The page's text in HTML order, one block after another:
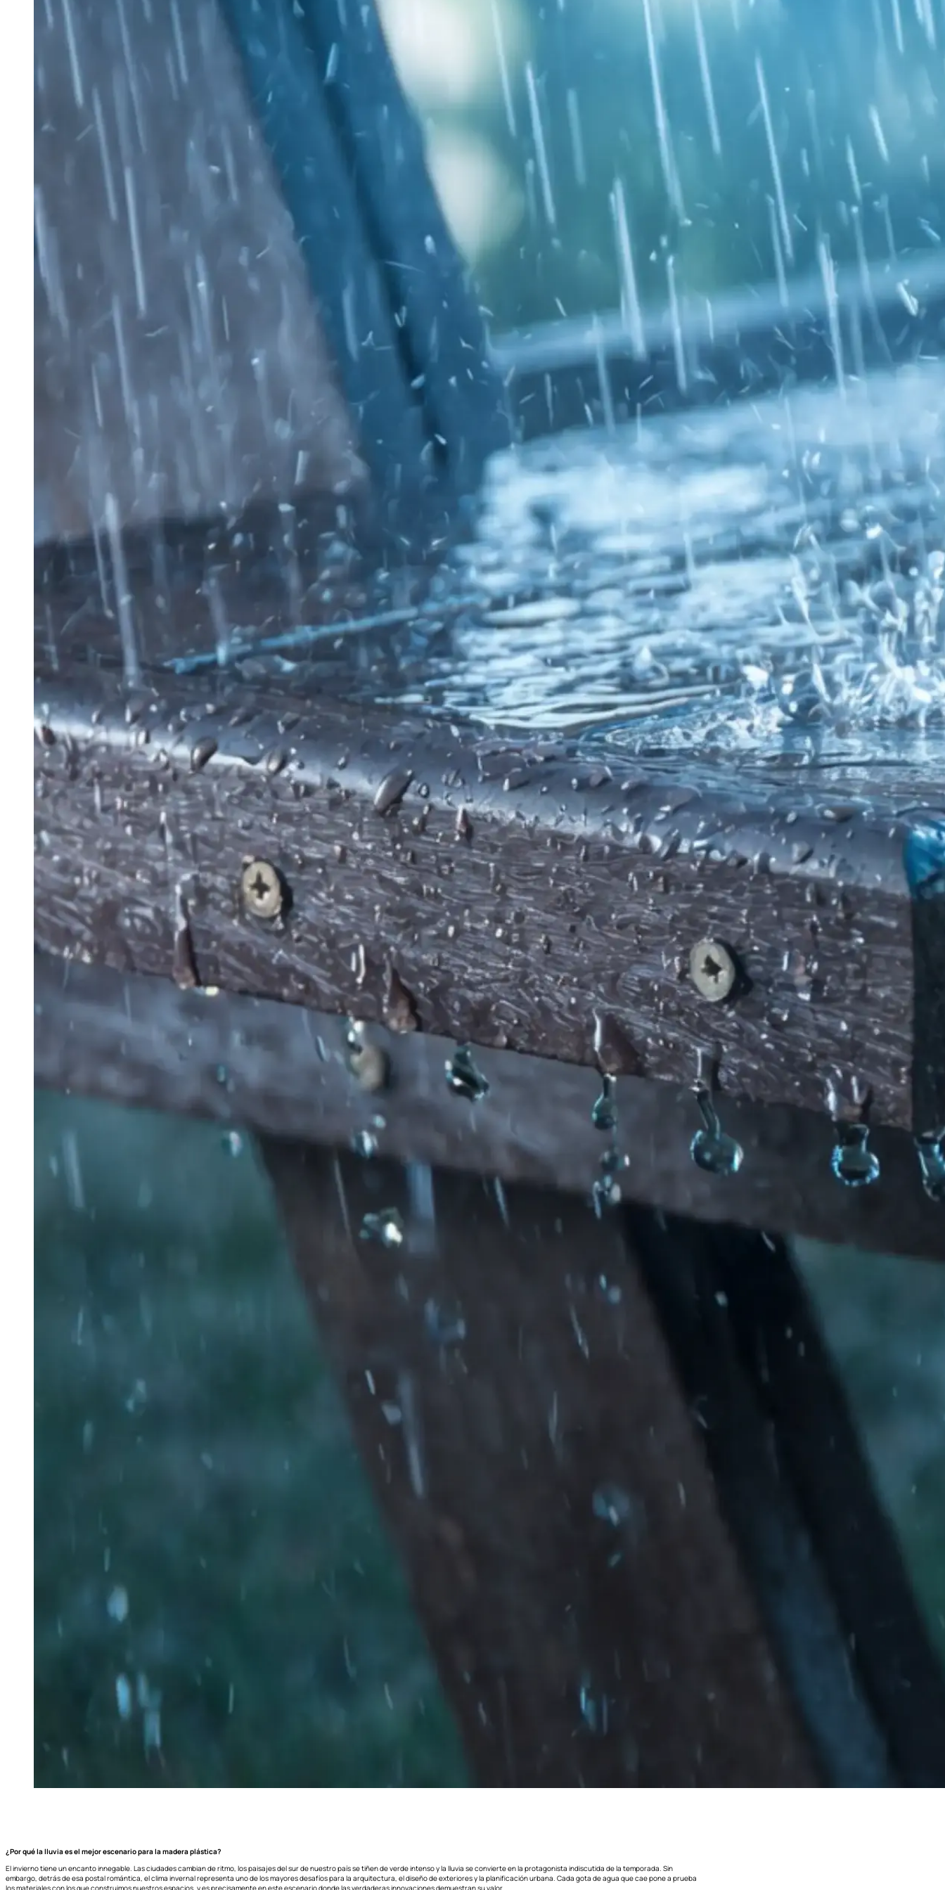
¿Por qué la lluvia es el mejor escenario para la madera plástica?
El invierno tiene un encanto innegable. Las ciudades cambian de ritmo, los paisajes del sur de nuestro país se tiñen de verde intenso y la lluvia se convierte en la protagonista indiscutida de la temporada. Sin
embargo, detrás de esa postal romántica, el clima invernal representa uno de los mayores desafíos para la arquitectura, el diseño de exteriores y la planificación urbana. Cada gota de agua que cae pone a prueba
los materiales con los que construimos nuestros espacios, y es precisamente en este escenario donde las verdaderas innovaciones demuestran su valor.